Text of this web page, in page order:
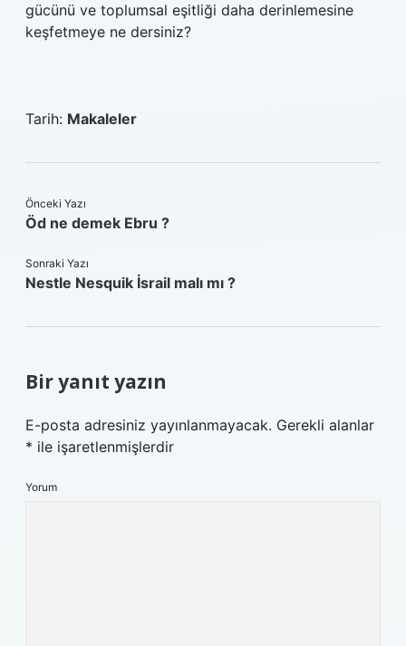
gücünü ve toplumsal eşitliği daha derinlemesine
keşfetmeye ne dersiniz?
Tarih: Makaleler
Önceki Yazı
Öd ne demek Ebru ?
Sonraki Yazı
Nestle Nesquik İsrail malı mı ?
Bir yanıt yazın
E-posta adresiniz yayınlanmayacak. Gerekli alanlar
* ile işaretlenmişlerdir
Yorum